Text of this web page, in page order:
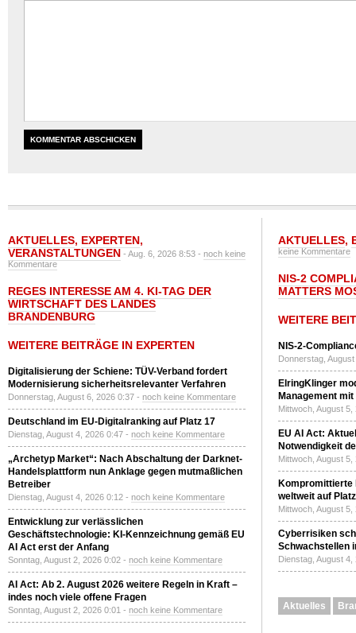
AKTUELLES, EXPERTEN,
VERANSTALTUNGEN - Aug. 6, 2026 8:53 - noch keine
Kommentare
REGES INTERESSE AM 4. KI-TAG DER
WIRTSCHAFT DES LANDES
BRANDENBURG
WEITERE BEITRÄGE IN EXPERTEN
Digitalisierung der Schiene: TÜV-Verband fordert
Modernisierung sicherheitsrelevanter Verfahren
Donnerstag, August 6, 2026 0:37 - noch keine Kommentare
Deutschland im EU-Digitalranking auf Platz 17
Dienstag, August 4, 2026 0:47 - noch keine Kommentare
„Archetyp Market“: Nach Abschaltung der Darknet-
Handelsplattform nun Anklage gegen mutmaßlichen
Betreiber
Dienstag, August 4, 2026 0:12 - noch keine Kommentare
Entwicklung zur verlässlichen
Geschäftstechnologie: KI-Kennzeichnung gemäß EU
AI Act erst der Anfang
Sonntag, August 2, 2026 0:02 - noch keine Kommentare
AI Act: Ab 2. August 2026 weitere Regeln in Kraft –
indes noch viele offene Fragen
Sonntag, August 2, 2026 0:01 - noch keine Kommentare
AKTUELLES,
keine Kommentare
NIS-2
MATTERS
WEITERE
NIS-2-
Donnerstag,
ElringKlinger
Management
Mittwoch, August
EU AI Act:
Notwendigkeit
Mittwoch, August
Kompromittierte
weltweit auf
Mittwoch, August
Cyberrisiken
Schwachstellen
Dienstag, August
Aktuelles